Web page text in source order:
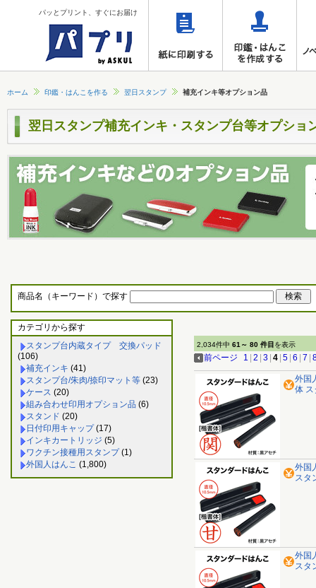
パッとプリント、すぐにお届け
ホーム 印鑑・はんこを作る 翌日スタンプ 補充インキ等オプション品
翌日スタンプ補充インキ・スタンプ台等オプショ
商品名（キーワード）で探す
カテゴリから探す
スタンプ台内蔵タイプ 交換パッド
(106)
補充インキ (41)
スタンプ台/朱肉/捺印マット等 (23)
ケース (20)
組み合わせ印用オプション品 (6)
スタンド (20)
日付印用キャップ(17)
インキカートリッジ (5)
ワクチン接種用スタンプ(1)
外国人はんこ (1,800)
2,034件中 61～ 80 件目 を表示
前ページ 1 2 3 4 5 6 7
外国
体 ス
外国
スタ
外国
スタ